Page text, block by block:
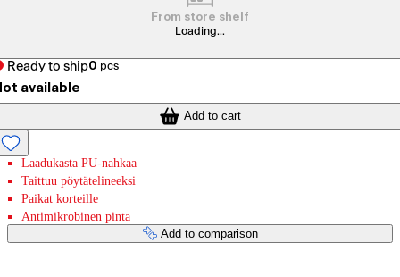
From store shelf
Loading...
Ready to ship0 pcs
available
Add to cart
Laadukasta PU-nahkaa
Taittuu pöytätelineeksi
Paikat korteille
Antimikrobinen pinta
Add to comparison